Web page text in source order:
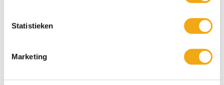
Statistieken
Marketing
Helooked at one - Marija Jevtić